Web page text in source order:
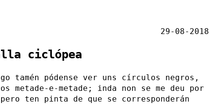
29-08-2018
ciclópea
tamén pódense ver uns círculos negros,
metade-e-metade; inda non se me deu por
ten pinta de que se corresponderán